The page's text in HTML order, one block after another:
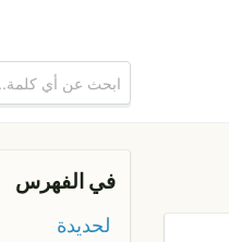
في الفهرس
لحديدة